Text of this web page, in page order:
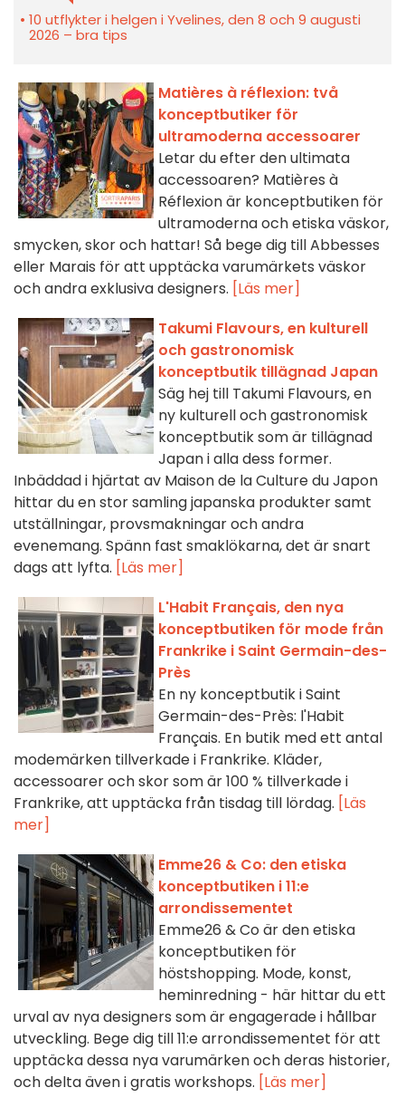
10 utflykter i helgen i Yvelines, den 8 och 9 augusti
2026 – bra tips
Matières à réflexion: två
konceptbutiker för
ultramoderna accessoarer
Letar du efter den ultimata
accessoaren? Matières à
Réflexion är konceptbutiken för
ultramoderna och etiska väskor,
smycken, skor och hattar! Så bege dig till Abbesses
eller Marais för att upptäcka varumärkets väskor
och andra exklusiva designers. [Läs mer]
Takumi Flavours, en kulturell
och gastronomisk
konceptbutik tillägnad Japan
Säg hej till Takumi Flavours, en
ny kulturell och gastronomisk
konceptbutik som är tillägnad
Japan i alla dess former.
Inbäddad i hjärtat av Maison de la Culture du Japon
hittar du en stor samling japanska produkter samt
utställningar, provsmakningar och andra
evenemang. Spänn fast smaklökarna, det är snart
dags att lyfta. [Läs mer]
L'Habit Français, den nya
konceptbutiken för mode från
Frankrike i Saint Germain-des-
Près
En ny konceptbutik i Saint
Germain-des-Près: l'Habit
Français. En butik med ett antal
modemärken tillverkade i Frankrike. Kläder,
accessoarer och skor som är 100 % tillverkade i
Frankrike, att upptäcka från tisdag till lördag. [Läs
mer]
Emme26 & Co: den etiska
konceptbutiken i 11:e
arrondissementet
Emme26 & Co är den etiska
konceptbutiken för
höstshopping. Mode, konst,
heminredning - här hittar du ett
urval av nya designers som är engagerade i hållbar
utveckling. Bege dig till 11:e arrondissementet för att
upptäcka dessa nya varumärken och deras historier,
och delta även i gratis workshops. [Läs mer]